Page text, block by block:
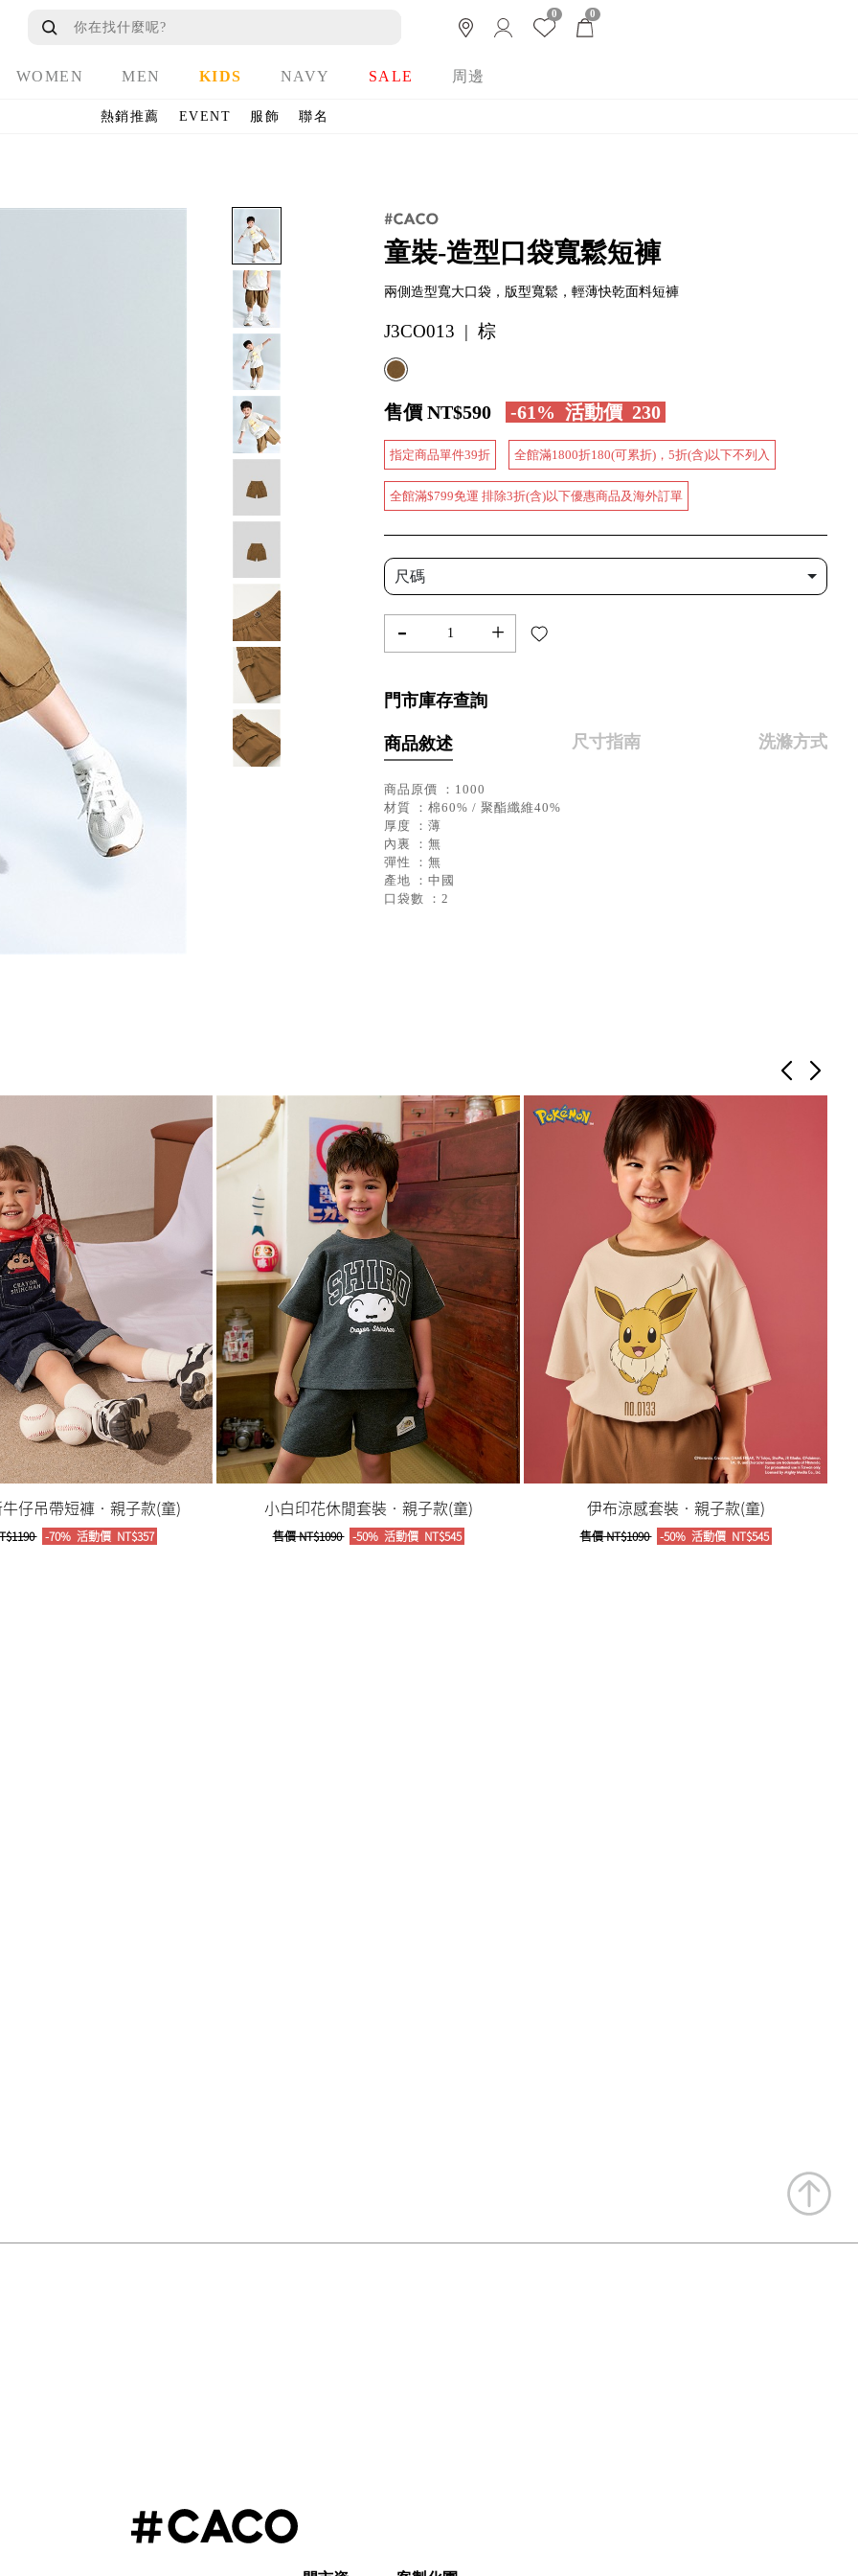
0 0
WOMEN MEN KIDS NAVY SALE 周邊
熱銷推薦 EVENT 服飾 聯名
童裝-造型口袋寬鬆短褲
兩側造型寬大口袋，版型寬鬆，輕薄快乾面料短褲
J3CO013 | 棕
售價 NT$590 -61% 活動價 230
指定商品單件39折 全館滿1800折180(可累折)，5折(含)以下不列入
全館滿$799免運 排除3折(含)以下優惠商品及海外訂單
尺碼
- +
門市庫存查詢
商品敘述 尺寸指南 洗滌方式
商品原價 ：1000
材質 ：棉60% / 聚酯纖維40%
厚度 ：薄
內裏 ：無
彈性 ：無
產地 ：中國
口袋數 ：2
仔吊帶短褲‧親子款(童)
-70% 活動價NT$357
小白印花休閒套裝‧親子款(童)
售價NT$1090 -50% 活動價NT$545
伊布涼感套裝‧親子款(童)
售價NT$1090 -50% 活動價NT$545